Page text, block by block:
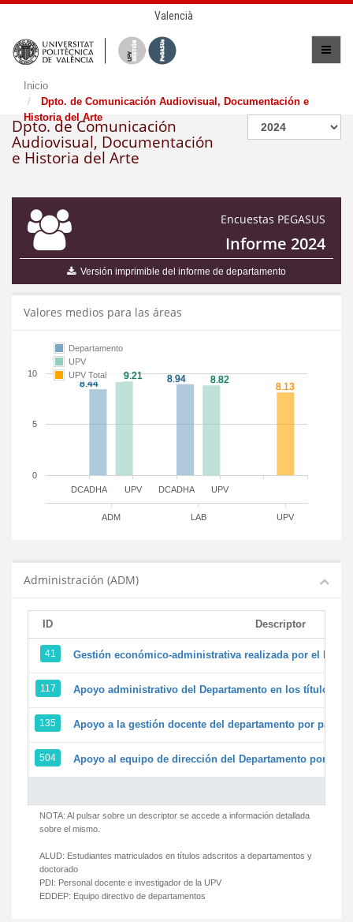
Valencià
Inicio
Dpto. de Comunicación Audiovisual, Documentación e
Historia del Arte
Dpto. de Comunicación
Audiovisual, Documentación
e Historia del Arte
Encuestas PEGASUS
Informe 2024
Versión imprimible del informe de departamento
Valores medios para las áreas
DCADHA DCADHA
UPV UPV
ADM LAB UPV
0
5
10
Departamento
UPV
UPV Total
Administración (ADM)
ID Descriptor
41 Gestión económico-administrativa realizada por el
117 Apoyo administrativo del Departamento en los títulos de
135 Apoyo a la gestión docente del departamento por parte
504 Apoyo al equipo de dirección del Departamento por
NOTA: Al pulsar sobre un descriptor se accede a información detallada
sobre el mismo.
ALUD: Estudiantes matriculados en títulos adscritos a departamentos y
doctorado
PDI: Personal docente e investigador de la UPV
EDDEP: Equipo directivo de departamentos